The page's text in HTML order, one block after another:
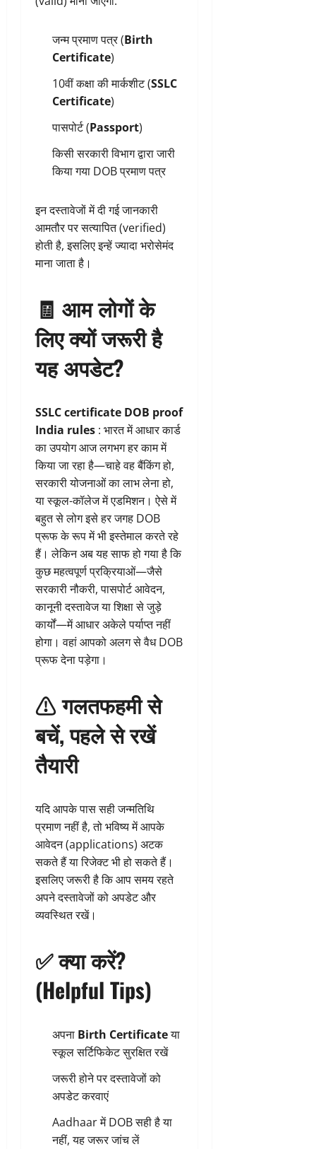
जन्म प्रमाण पत्र (Birth
Certificate)
10वीं कक्षा की मार्कशीट (SSLC
Certificate)
पासपोर्ट (Passport)
किसी सरकारी विभाग द्वारा जारी
किया गया DOB प्रमाण पत्र
इन दस्तावेजों में दी गई जानकारी
आमतौर पर सत्यापित (verified)
होती है, इसलिए इन्हें ज्यादा भरोसेमंद
माना जाता है।
🧾 आम लोगों के
लिए क्यों जरूरी है
यह अपडेट?
SSLC certificate DOB proof
India rules : भारत में आधार कार्ड
का उपयोग आज लगभग हर काम में
किया जा रहा है—चाहे वह बैंकिंग हो,
सरकारी योजनाओं का लाभ लेना हो,
या स्कूल-कॉलेज में एडमिशन। ऐसे में
बहुत से लोग इसे हर जगह DOB
प्रूफ के रूप में भी इस्तेमाल करते रहे
हैं। लेकिन अब यह साफ हो गया है कि
कुछ महत्वपूर्ण प्रक्रियाओं—जैसे
सरकारी नौकरी, पासपोर्ट आवेदन,
कानूनी दस्तावेज या शिक्षा से जुड़े
कार्यों—में आधार अकेले पर्याप्त नहीं
होगा। वहां आपको अलग से वैध DOB
प्रूफ देना पड़ेगा।
⚠️ गलतफहमी से
बचें, पहले से रखें
तैयारी
यदि आपके पास सही जन्मतिथि
प्रमाण नहीं है, तो भविष्य में आपके
आवेदन (applications) अटक
सकते हैं या रिजेक्ट भी हो सकते हैं।
इसलिए जरूरी है कि आप समय रहते
अपने दस्तावेजों को अपडेट और
व्यवस्थित रखें।
✅ क्या करें?
(Helpful Tips)
अपना Birth Certificateया
स्कूल सर्टिफिकेट सुरक्षित रखें
जरूरी होने पर दस्तावेजों को
अपडेट करवाएं
Aadhaar में DOB सही है या
नहीं, यह जरूर जांच लें